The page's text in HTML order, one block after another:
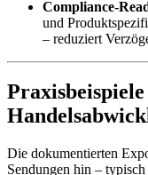
Compliance-
und
– reduziert
Die dokumentierten
Sendungen hin –